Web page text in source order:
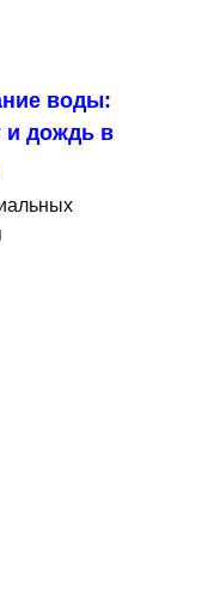
воды:
и дождь в